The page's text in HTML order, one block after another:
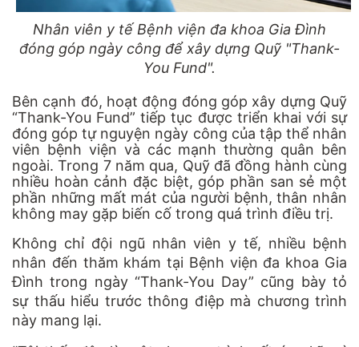
Nhân viên y tế Bệnh viện đa khoa Gia Đình
đóng góp ngày công để xây dựng Quỹ "Thank-
You Fund".
Bên cạnh đó, hoạt động đóng góp xây dựng Quỹ
“Thank-You Fund” tiếp tục được triển khai với sự
đóng góp tự nguyện ngày công của tập thể nhân
viên bệnh viện và các mạnh thường quân bên
ngoài. Trong 7 năm qua, Quỹ đã đồng hành cùng
nhiều hoàn cảnh đặc biệt, góp phần san sẻ một
phần những mất mát của người bệnh, thân nhân
không may gặp biến cố trong quá trình điều trị.
Không chỉ đội ngũ nhân viên y tế, nhiều bệnh
nhân đến thăm khám tại Bệnh viện đa khoa Gia
Đình trong ngày “Thank-You Day” cũng bày tỏ
sự thấu hiểu trước thông điệp mà chương trình
này mang lại.